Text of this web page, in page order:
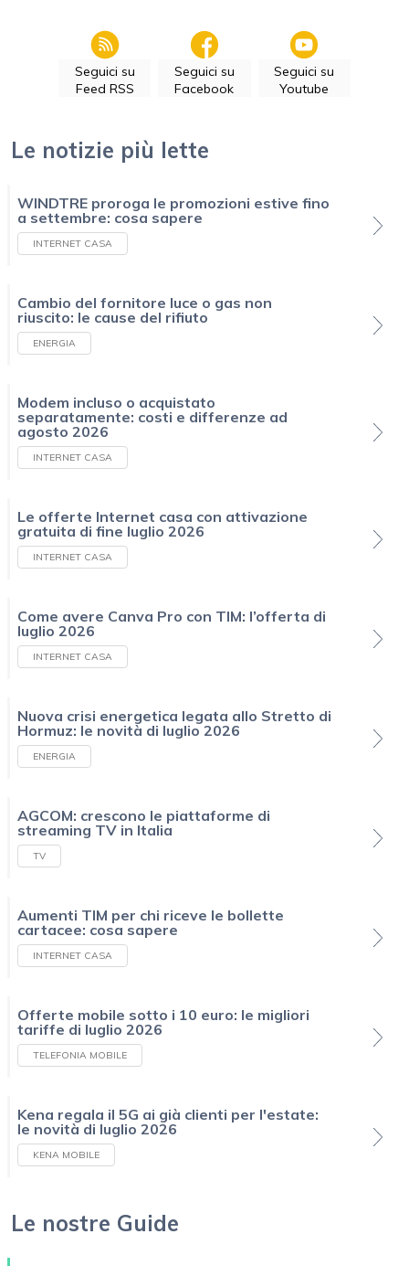
Seguici su
Feed RSS
Seguici su
Facebook
Seguici su
Youtube
Le notizie più lette
WINDTRE proroga le promozioni estive fino
a settembre: cosa sapere
INTERNET CASA
Cambio del fornitore luce o gas non
riuscito: le cause del rifiuto
ENERGIA
Modem incluso o acquistato
separatamente: costi e differenze ad
agosto 2026
INTERNET CASA
Le offerte Internet casa con attivazione
gratuita di fine luglio 2026
INTERNET CASA
Come avere Canva Pro con TIM: l’offerta di
luglio 2026
INTERNET CASA
Nuova crisi energetica legata allo Stretto di
Hormuz: le novità di luglio 2026
ENERGIA
AGCOM: crescono le piattaforme di
streaming TV in Italia
TV
Aumenti TIM per chi riceve le bollette
cartacee: cosa sapere
INTERNET CASA
Offerte mobile sotto i 10 euro: le migliori
tariffe di luglio 2026
TELEFONIA MOBILE
Kena regala il 5G ai già clienti per l'estate:
le novità di luglio 2026
KENA MOBILE
Le nostre Guide